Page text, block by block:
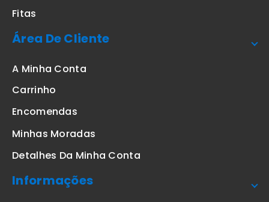
Fitas
Área De Cliente
A Minha Conta
Carrinho
Encomendas
Minhas Moradas
Detalhes Da Minha Conta
Informações